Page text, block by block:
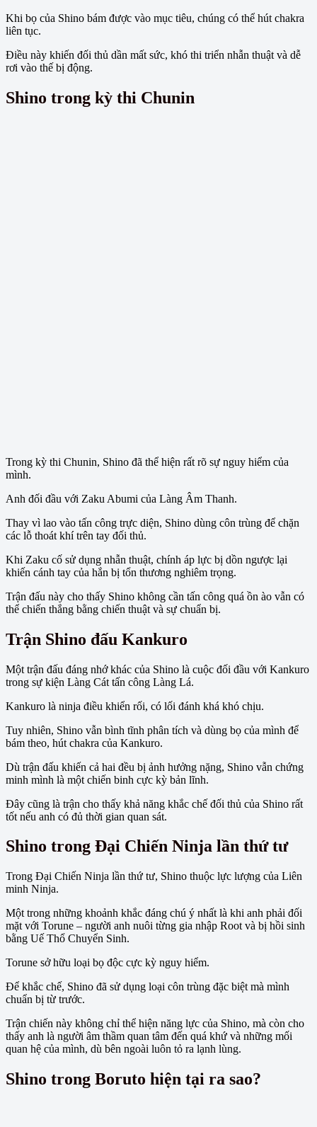
Khi bọ của Shino bám được vào mục tiêu, chúng có thể hút chakra
liên tục.
Điều này khiến đối thủ dần mất sức, khó thi triển nhẫn thuật và dễ
rơi vào thế bị động.
Shino trong kỳ thi Chunin
Trong kỳ thi Chunin, Shino đã thể hiện rất rõ sự nguy hiểm của
mình.
Anh đối đầu với Zaku Abumi của Làng Âm Thanh.
Thay vì lao vào tấn công trực diện, Shino dùng côn trùng để chặn
các lỗ thoát khí trên tay đối thủ.
Khi Zaku cố sử dụng nhẫn thuật, chính áp lực bị dồn ngược lại
khiến cánh tay của hắn bị tổn thương nghiêm trọng.
Trận đấu này cho thấy Shino không cần tấn công quá ồn ào vẫn có
thể chiến thắng bằng chiến thuật và sự chuẩn bị.
Trận Shino đấu Kankuro
Một trận đấu đáng nhớ khác của Shino là cuộc đối đầu với Kankuro
trong sự kiện Làng Cát tấn công Làng Lá.
Kankuro là ninja điều khiển rối, có lối đánh khá khó chịu.
Tuy nhiên, Shino vẫn bình tĩnh phân tích và dùng bọ của mình để
bám theo, hút chakra của Kankuro.
Dù trận đấu khiến cả hai đều bị ảnh hưởng nặng, Shino vẫn chứng
minh mình là một chiến binh cực kỳ bản lĩnh.
Đây cũng là trận cho thấy khả năng khắc chế đối thủ của Shino rất
tốt nếu anh có đủ thời gian quan sát.
Shino trong Đại Chiến Ninja lần thứ tư
Trong Đại Chiến Ninja lần thứ tư, Shino thuộc lực lượng của Liên
minh Ninja.
Một trong những khoảnh khắc đáng chú ý nhất là khi anh phải đối
mặt với Torune – người anh nuôi từng gia nhập Root và bị hồi sinh
bằng Uế Thổ Chuyển Sinh.
Torune sở hữu loại bọ độc cực kỳ nguy hiểm.
Để khắc chế, Shino đã sử dụng loại côn trùng đặc biệt mà mình
chuẩn bị từ trước.
Trận chiến này không chỉ thể hiện năng lực của Shino, mà còn cho
thấy anh là người âm thầm quan tâm đến quá khứ và những mối
quan hệ của mình, dù bên ngoài luôn tỏ ra lạnh lùng.
Shino trong Boruto hiện tại ra sao?